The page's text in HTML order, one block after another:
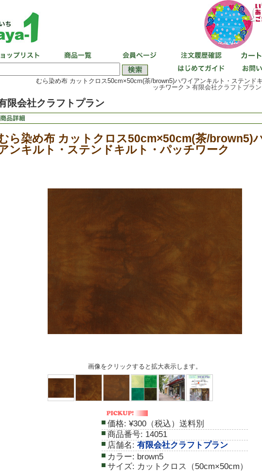
むら染め布 カットクロス50cm×50cm(茶/brown5)ハワイアンキルト・ステンド
ッチワーク > 有限会社クラフトプラン
限会社クラフトプラン
ら染め布 カットクロス50cm×50cm(茶/brown5)
ンキルト・ステンドキルト・パッチワーク
画像をクリックすると拡大表示します。
価格: ¥300（税込）送料別
商品番号: 14051
店舗名: 有限会社クラフトプラン
カラー: brown5
サイズ: カットクロス（50cm×50cm）